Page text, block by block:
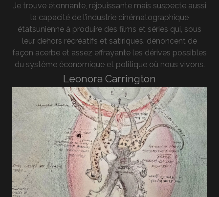
Je trouve étonnante, réjouissante mais suspecte aussi
la capacité de l’industrie cinématographique
étatsunienne à produire des films et séries qui, sous
leur dehors récréatifs et satiriques, dénoncent de
façon acerbe et assez effrayante les dérives possibles
du système économique et politique où nous vivons.
Leonora Carrington